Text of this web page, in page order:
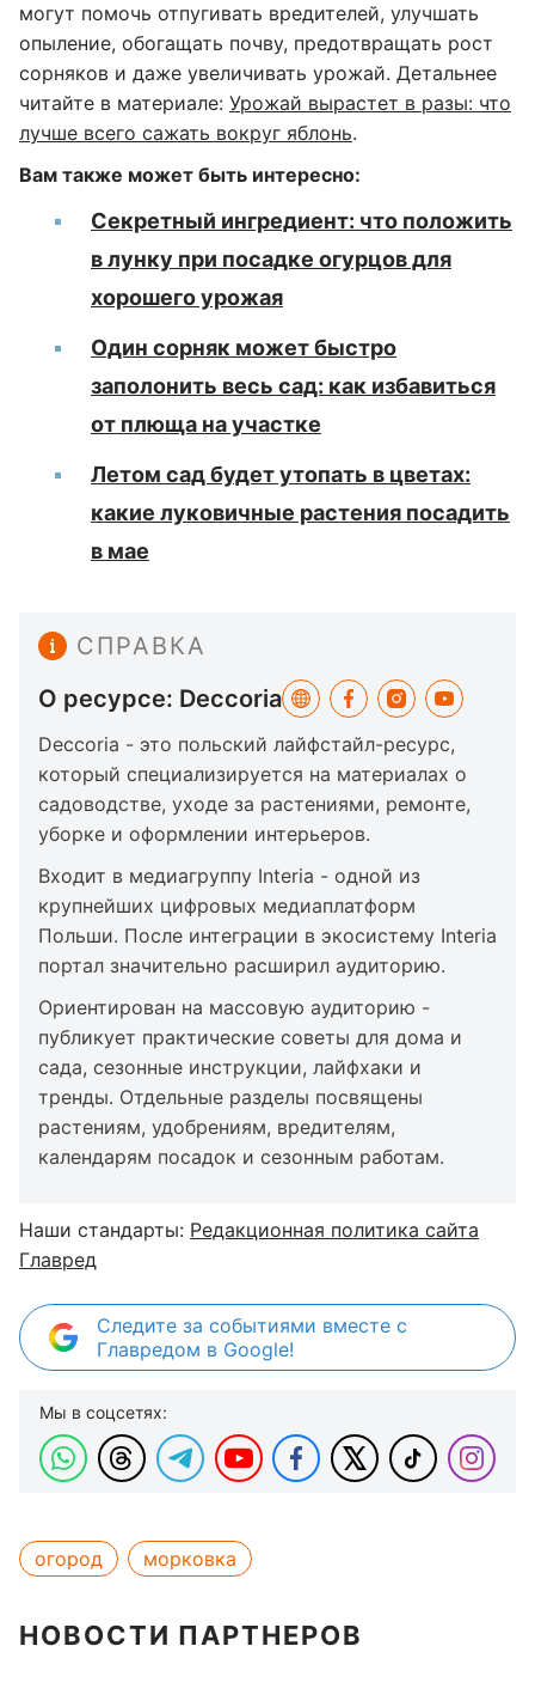
могут помочь отпугивать вредителей, улучшать
опыление, обогащать почву, предотвращать рост
сорняков и даже увеличивать урожай. Детальнее
читайте в материале: Урожай вырастет в разы: что
лучше всего сажать вокруг яблонь.
Вам также может быть интересно:
Секретный ингредиент: что положить
в лунку при посадке огурцов для
хорошего урожая
Один сорняк может быстро
заполонить весь сад: как избавиться
от плюща на участке
Летом сад будет утопать в цветах:
какие луковичные растения посадить
в мае
СПРАВКА
О ресурсе: Deccoria
Deccoria - это польский лайфстайл-ресурс,
который специализируется на материалах о
садоводстве, уходе за растениями, ремонте,
уборке и оформлении интерьеров.
Входит в медиагруппу Interia - одной из
крупнейших цифровых медиаплатформ
Польши. После интеграции в экосистему Interia
портал значительно расширил аудиторию.
Ориентирован на массовую аудиторию -
публикует практические советы для дома и
сада, сезонные инструкции, лайфхаки и
тренды. Отдельные разделы посвящены
растениям, удобрениям, вредителям,
календарям посадок и сезонным работам.
Наши стандарты: Редакционная политика сайта
Главред
Следите за событиями вместе с
Главредом в Google!
Мы в соцсетях:
огород морковка
НОВОСТИ ПАРТНЕРОВ